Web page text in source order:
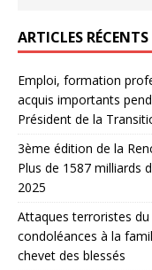
ARTICLES RÉCENTS
Emploi, formation
acquis importants
Président de la
3ème édition de la
Plus de 1587 milliards
2025
Attaques terroristes du
condoléances à la
chevet des blessés